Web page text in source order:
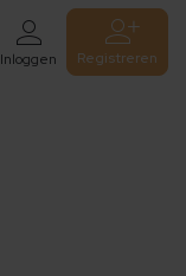
Inloggen Registreren